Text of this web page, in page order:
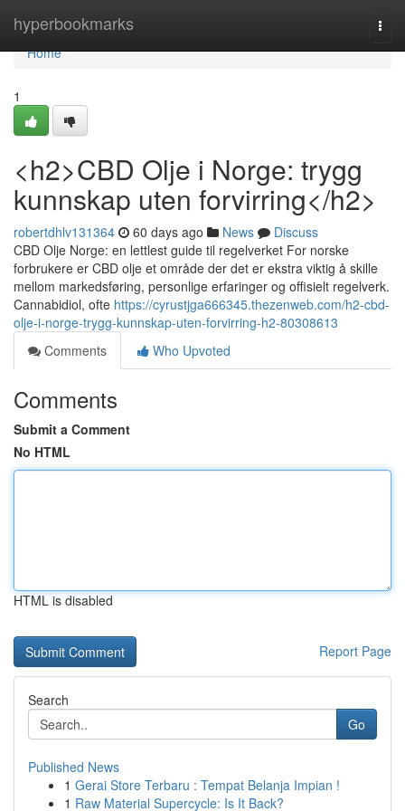
hyperbookmarks
Home
Home
1
<h2>CBD Olje i Norge: trygg
kunnskap uten forvirring</h2>
robertdhlv131364 60 days ago News
Discuss
CBD Olje Norge: en lettlest guide til regelverket For norske
forbrukere er CBD olje et område der det er ekstra viktig å skille
mellom markedsføring, personlige erfaringer og offisielt regelverk.
Cannabidiol, ofte https://cyrustjga666345.thezenweb.com/h2-cbd-
olje-i-norge-trygg-kunnskap-uten-forvirring-h2-80308613
Comments
Who Upvoted
Comments
Submit a Comment
No HTML
HTML is disabled
Report Page
Search
Go
Published News
1 Gerai Store Terbaru : Tempat Belanja Impian !
1 Raw Material Supercycle: Is It Back?